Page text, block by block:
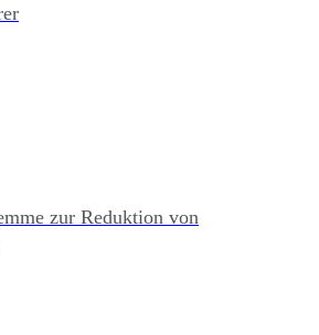
zur Reduktion von